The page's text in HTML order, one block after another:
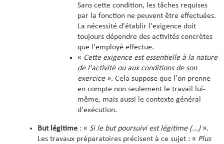
Sans cette condition, les tâches requises
par la fonction ne peuvent être effectuées.
La nécessité d'établir l'exigence doit
toujours dépendre des activités concrètes
que l'employé effectue.
« Cette exigence est essentielle à la nature
de l'activité ou aux conditions de son
exercice ». Cela suppose que l'on prenne
en compte non seulement le travail lui-
même, mais aussi le contexte général
d'exécution.
But légitime : « Si le but poursuivi est légitime (...)».
Les travaux préparatoires précisent à ce sujet : « Plus